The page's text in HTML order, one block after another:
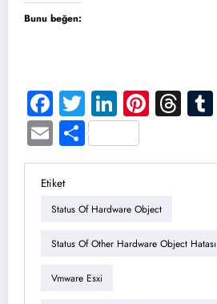
Bunu beğen:
Facebook
TwitterLinkedIn
EmailShare
Etiket
Status Of Hardware Object
Status Of Other Hardware Object
Vmware Esxi